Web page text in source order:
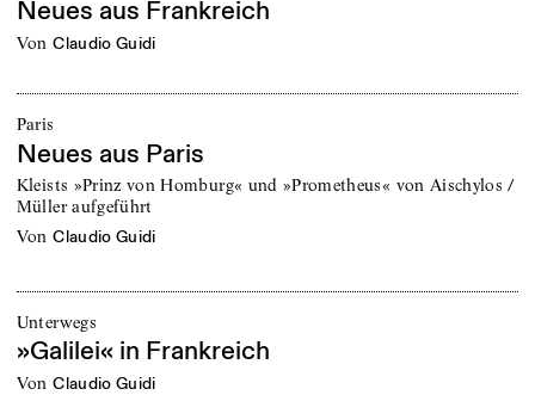
Neues aus Frankreich
von Claudio Guidi
Paris
Neues aus Paris
Kleists »Prinz von Homburg« und »Prometheus« von Aischylos /
Müller aufgeführt
von Claudio Guidi
Unterwegs
»Galilei« in Frankreich
von Claudio Guidi